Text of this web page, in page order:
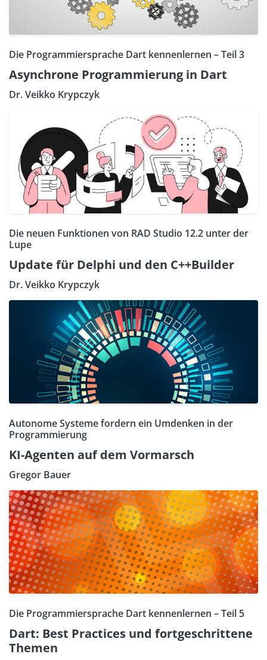
Die Programmiersprache Dart kennenlernen – Teil 3
Asynchrone Programmierung in Dart
Dr. Veikko Krypczyk
Die neuen Funktionen von RAD Studio 12.2 unter der
Lupe
Update für Delphi und den C++Builder
Dr. Veikko Krypczyk
Autonome Systeme fordern ein Umdenken in der
Programmierung
KI-Agenten auf dem Vormarsch
Gregor Bauer
Die Programmiersprache Dart kennenlernen – Teil 5
Dart: Best Practices und fortgeschrittene
Themen